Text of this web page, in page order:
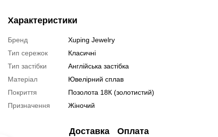
Характеристики
Бренд
Xuping Jewelry
Тип сережок
Класичні
Тип застібки
Англійська застібка
Матеріал
Ювелірний сплав
Покриття
Позолота 18К (золотистий)
Призначення
Жіночий
Доставка Оплата